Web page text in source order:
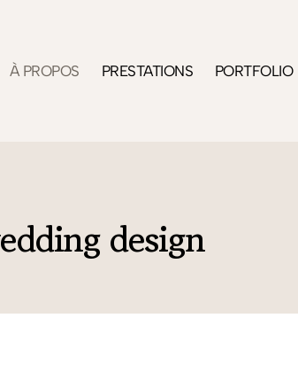
À PROPOS PRESTATIONS PORTFOLIO
design